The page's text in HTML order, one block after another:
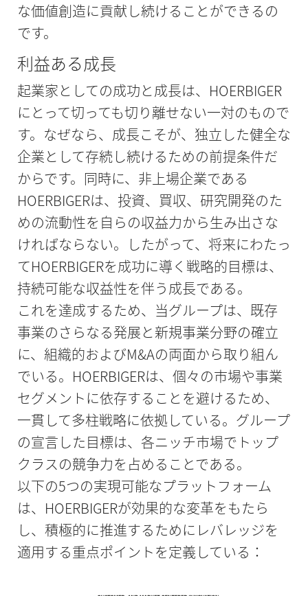
な価値創造に貢献し続けることができるの
です。
利益ある成長
起業家としての成功と成長は、HOERBIGER
にとって切っても切り離せない一対のもので
す。なぜなら、成長こそが、独立した健全な
企業として存続し続けるための前提条件だ
からです。同時に、非上場企業である
HOERBIGERは、投資、買収、研究開発のた
めの流動性を自らの収益力から生み出さな
ければならない。したがって、将来にわたっ
てHOERBIGERを成功に導く戦略的目標は、
持続可能な収益性を伴う成長である。
これを達成するため、当グループは、既存
事業のさらなる発展と新規事業分野の確立
に、組織的およびM&Aの両面から取り組ん
でいる。HOERBIGERは、個々の市場や事業
セグメントに依存することを避けるため、
一貫して多柱戦略に依拠している。グループ
の宣言した目標は、各ニッチ市場でトップ
クラスの競争力を占めることである。
以下の5つの実現可能なプラットフォーム
は、HOERBIGERが効果的な変革をもたら
し、積極的に推進するためにレバレッジを
適用する重点ポイントを定義している：